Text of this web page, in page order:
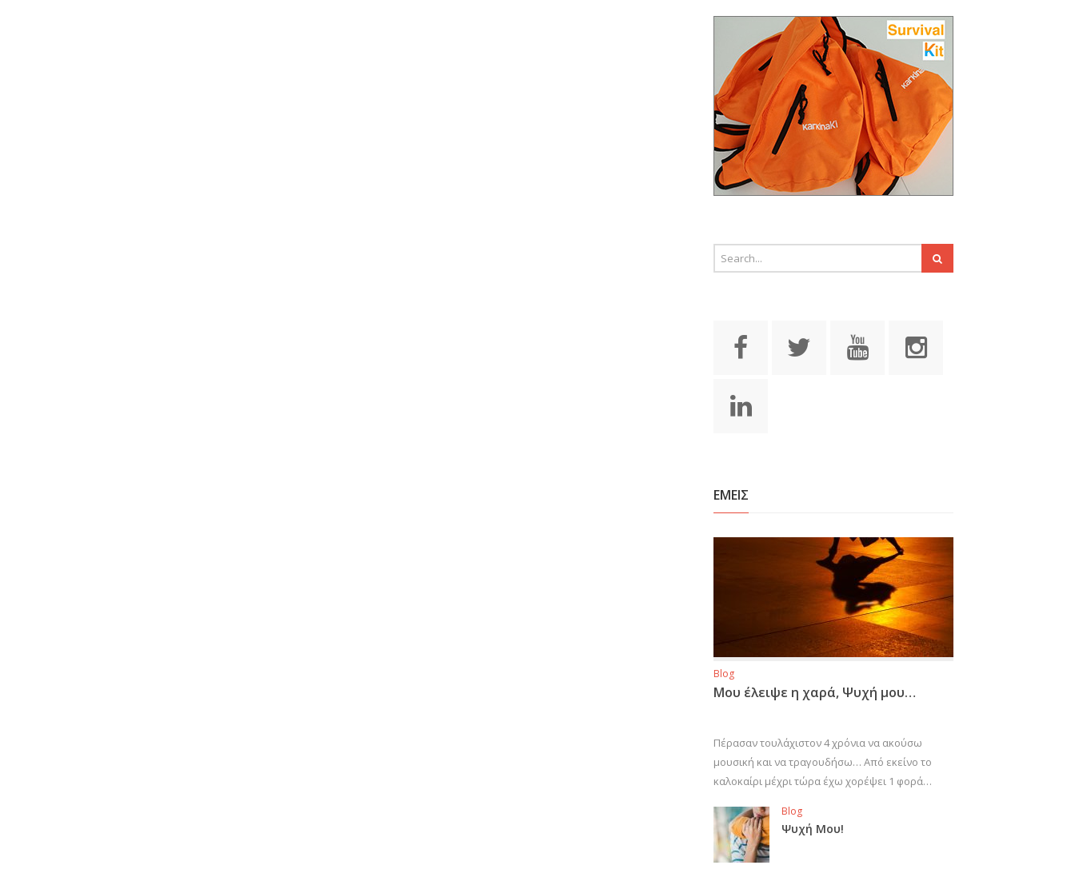
ΕΜΕΙΣ
Blog
Μου έλειψε η χαρά, Ψυχή μου…
Πέρασαν τουλάχιστον 4 χρόνια να ακούσω
μουσική και να τραγουδήσω… Από εκείνο το
καλοκαίρι μέχρι τώρα έχω χορέψει 1 φορά…
Blog
Ψυχή Μου!